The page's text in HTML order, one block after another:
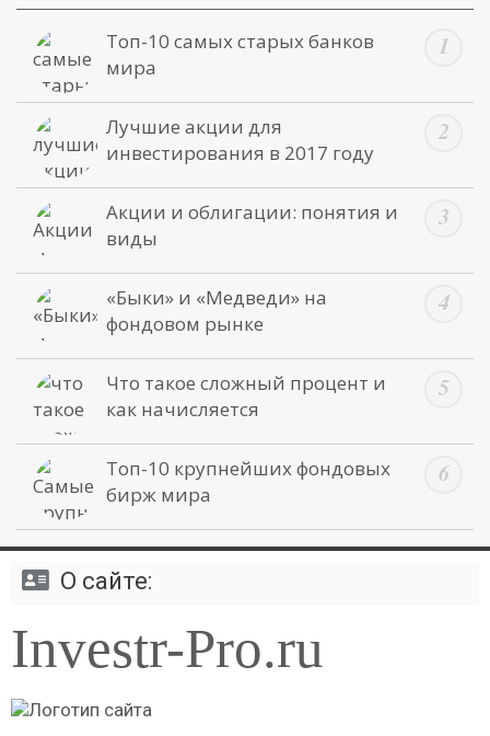
Топ-10 самых старых банков
мира
Лучшие акции для
инвестирования в 2017 году
Акции и облигации: понятия и
виды
«Быки» и «Медведи» на
фондовом рынке
Что такое сложный процент и
как начисляется
Топ-10 крупнейших фондовых
бирж мира
О сайте:
Investr-Pro.ru